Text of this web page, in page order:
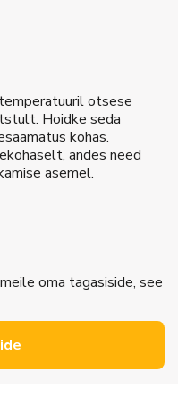
otsese
Hoidke seda
kohas.
andes need
asemel.
oma tagasiside, see